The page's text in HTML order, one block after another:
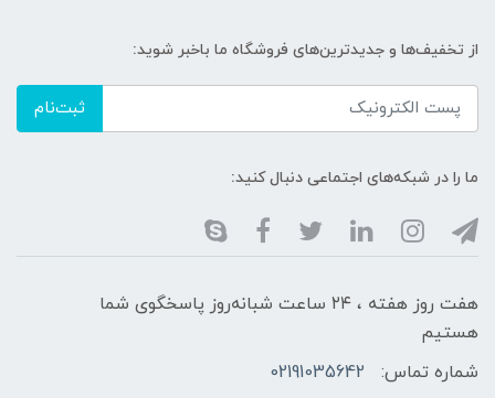
از تخفیف‌ها و جدیدترین‌های فروشگاه ما باخبر شوید:
ثبت‌نام
ما را در شبکه‌های اجتماعی دنبال کنید:
هفت روز هفته ، ۲۴ ساعت شبانه‌روز پاسخگوی شما
هستیم
شماره تماس:
02191035642